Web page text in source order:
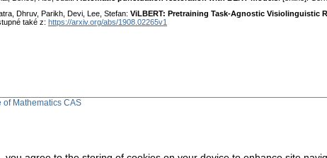
Dhruv, Parikh, Devi, Lee, Stefan: ViLBERT: Pretraining Task-Agnostic Visiolinguistic
také z: https://arxiv.org/abs/1908.02265v1
of Mathematics CAS